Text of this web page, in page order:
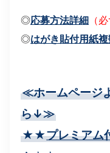
◎応募方法詳細 （
◎はがき貼付用紙
≪ホームページ
ら↓≫
★★プレミアム